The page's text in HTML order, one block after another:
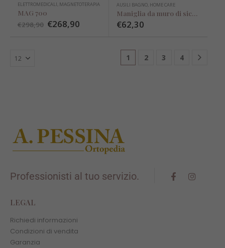
ELETTROMEDICALI MAGNETOTERAPIA
MAG 700
€298,90 €268,90
AUSILI BAGNO, HOME CARE
Maniglia da muro di sicurezza per bagno
€62,30
1 2 3 4
Professionisti al tuo servizio.
LEGAL
Richiedi informazioni
Condizioni di vendita
Garanzia